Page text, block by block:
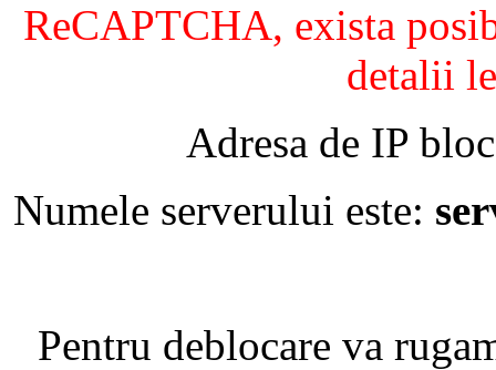
ReCAPTCHA, exista
detalii
Adresa de IP
Numele serverului este:
Pentru deblocare va